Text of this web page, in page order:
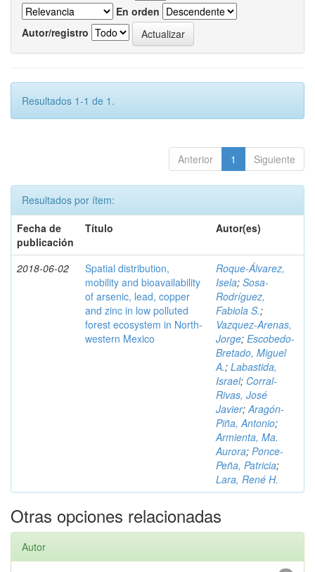
En orden
Autor/registro
Resultados 1-1 de 1.
Anterior 1 Siguiente
Resultados por ítem:
Fecha de
publicación
Título Autor(es)
2018-06-02
Spatial distribution,
mobility and bioavailability
of arsenic, lead, copper
and zinc in low polluted
forest ecosystem in North-
western Mexico
Roque-Álvarez,
Isela; Sosa-
Rodríguez,
Fabiola S.;
Vazquez-Arenas,
Jorge; Escobedo-
Bretado, Miguel
A.; Labastida,
Israel; Corral-
Rivas, José
Javier;Aragón-
Piña, Antonio;
Armienta, Ma.
Aurora; Ponce-
Peña, Patricia;
Lara, René H.
Otras opciones relacionadas
Autor